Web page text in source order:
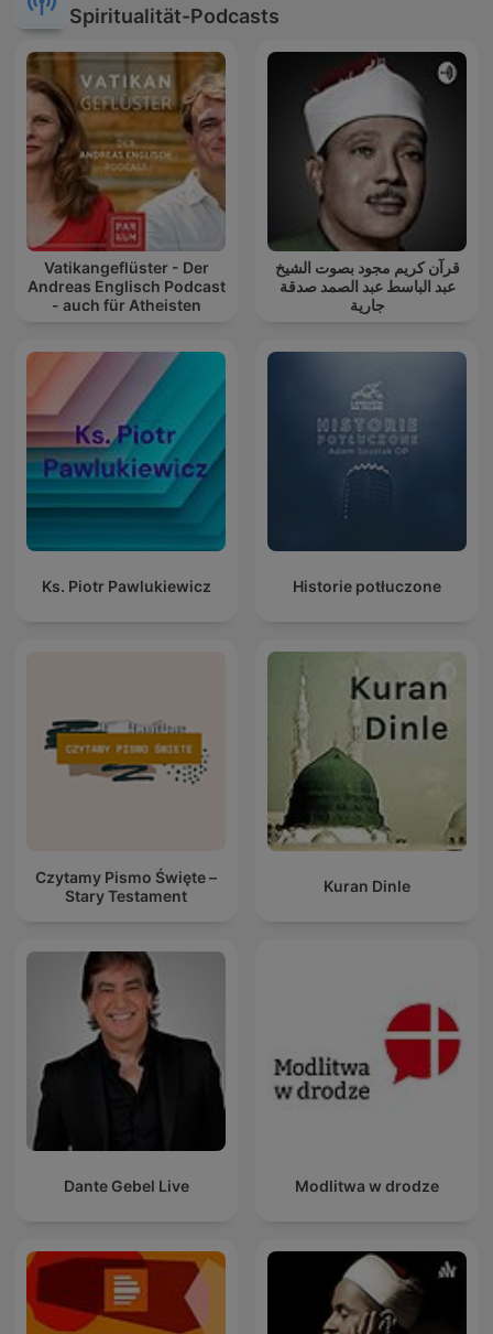
Spiritualität-Podcasts
Vatikangeflüster - Der
Andreas Englisch Podcast
- auch für Atheisten
قرآن كريم مجود بصوت الشيخ
عبد الباسط عبد الصمد صدقة
جارية
Ks. Piotr Pawlukiewicz Historie potłuczone
Czytamy Pismo Święte –
Stary Testament
Kuran Dinle
Dante Gebel Live Modlitwa w drodze